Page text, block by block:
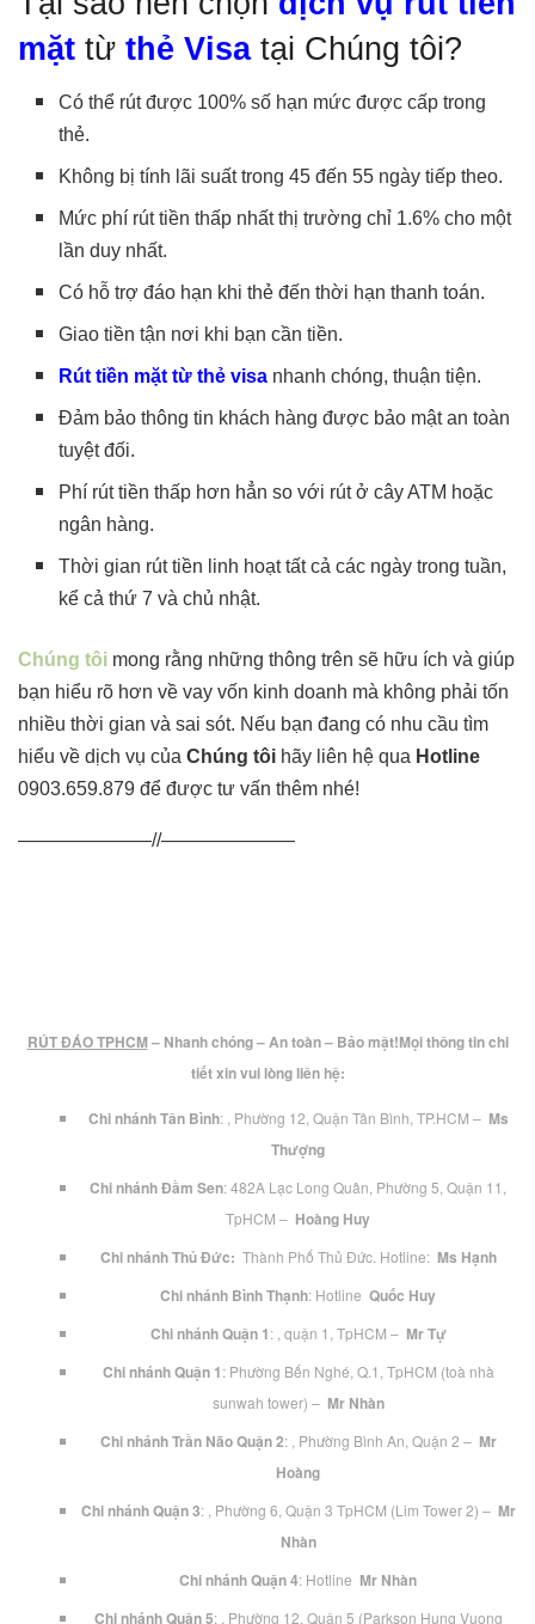
mặt từ thẻ Visatại Chúng tôi?
Có thể rút được 100% số hạn mức được cấp trong
thẻ.
Không bị tính lãi suất trong 45 đến 55 ngày tiếp theo.
Mức phí rút tiền thấp nhất thị trường chỉ 1.6% cho một
lần duy nhất.
Có hỗ trợ đáo hạn khi thẻ đến thời hạn thanh toán.
Giao tiền tận nơi khi bạn cần tiền.
Rút tiền mặt từ thẻ visa nhanh chóng, thuận tiện.
Đảm bảo thông tin khách hàng được bảo mật an toàn
tuyệt đối.
Phí rút tiền thấp hơn hẳn so với rút ở cây ATM hoặc
ngân hàng.
Thời gian rút tiền linh hoạt tất cả các ngày trong tuần,
kể cả thứ 7 và chủ nhật.
Chúng tôi mong rằng những thông trên sẽ hữu ích và giúp
bạn hiểu rõ hơn về vay vốn kinh doanh mà không phải tốn
nhiều thời gian và sai sót. Nếu bạn đang có nhu cầu tìm
hiểu về dịch vụ của Chúng tôi hãy liên hệ qua Hotline
0903.659.879 để được tư vấn thêm nhé!
———————//———————
RÚT ĐÁO TPHCM– Nhanh chóng – An toàn – Bảo mật!Mọi thông tin chi
tiết xin vui lòng liên hệ:
Chi nhánh Tân Bình: , Phường 12, Quận Tân Bình, TP.HCM – Ms
Thượng
Chi nhánh Đầm Sen: 482A Lạc Long Quân, Phường 5, Quận 11,
TpHCM – Hoàng Huy
Chi nhánh Thủ Đức: Thành Phố Thủ Đức. Hotline: Ms Hạnh
Chi nhánh Bình Thạnh: Hotline Quốc Huy
Chi nhánh Quận 1: , quận 1, TpHCM – Mr Tự
Chi nhánh Quận 1: Phường Bến Nghé, Q.1, TpHCM (toà nhà
sunwah tower) –Mr Nhàn
Chi nhánh Trần Não Quận 2: , Phường Bình An, Quận 2 – Mr
Hoàng
Chi nhánh Quận 3: , Phường 6, Quận 3 TpHCM (Lim Tower 2) – Mr
Nhàn
Chi nhánh Quận 4: Hotline Mr Nhàn
Chi nhánh Quận 5: , Phường 12, Quận 5 (Parkson Hung Vuong